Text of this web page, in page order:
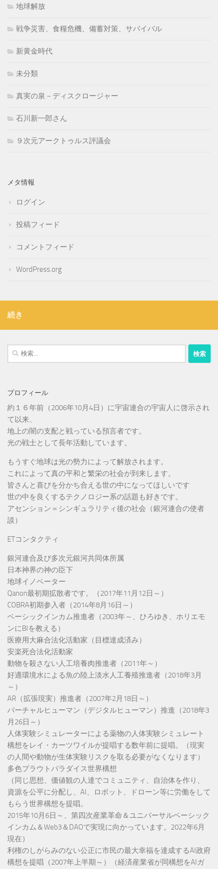
地球解放
戦争災害、食糧危機、備蓄対策、サバイバル
新黄金時代
未分類
真実の泉－ディスクロージャー
石川新一郎さん
９次元アークトゥルス評議会
メタ情報
ログイン
投稿フィード
コメントフィード
WordPress.org
続き
検
索:
プロフィール
約１６年前（2006年10月4日）に宇宙連合の宇宙人に啓示され
て以来、
地上の闇の支配と戦っている預言者です。
光の戦士として長年活動しています。
もうすぐ地球は光の勢力によって解放されます。
これによって真の平和と繁栄の社会が到来します。
皆さんと喜びを分かち合える世の中になってほしいです
世の中を良くするテクノロジー系の話題も好きです。
アセンション＝シンギュラリティ後の社会（銀河連合の使者
談）
ETコンタクティ
銀河連合及び多次元銀河共同体所属
日本神界の神の臣下
地球イノベーター
Qanon最初期拡散者です。（2017年11月12日～）
COBRA初期参入者（2014年8月16日～）
ベーシックインカム推進者（2003年～、ひろゆき、ホリエモ
ンにBIを教える）
医療用大麻合法化活動家（目標達成済み）
安楽死合法化活動家
動物を殺さない人工培養肉推進者（2011年～）
好適環境水による魚の陸上淡水人工養殖推進者（2018年3月
～）
AR（拡張現実）推進者（2007年2月18日～）
バーチャルヒューマン（デジタルヒューマン）推進（2018年3
月26日～）
人体実験シミュレーターによる薬物の人体実験シミュレート
構想をレイ・カーツワイルが提唱する数年前に提唱。（現実
の人間や動物が生体実験リスクを取る必要がなくなります）
多色プラウトパラダイス世界構想
（同じ思想、価値観の人達でコミュニティ、自治体を作り、
資源を公平に分配し、AI、ロボット、ドローン等に労働をして
もらう世界構想を提唱。
2015年10月6日～、第四次産業革命＆ユニバーサルベーシック
インカム＆Web3＆DAOで実現に向かっています。2022年6月
現在）
利権のしがらみのない公正に市民の最大幸福を達成するAI政府
構想を提唱（2007年上半期～）（経済産業省が同構想をAIガ